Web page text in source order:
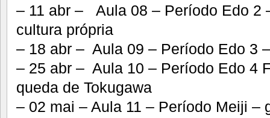
– 11 abr – Aula 08 – Período Edo 2
cultura própria
– 18 abr – Aula 09 – Período Edo 3
– 25 abr – Aula 10 – Período Edo 4
queda de Tokugawa
– 02 mai – Aula 11 – Período Meiji –